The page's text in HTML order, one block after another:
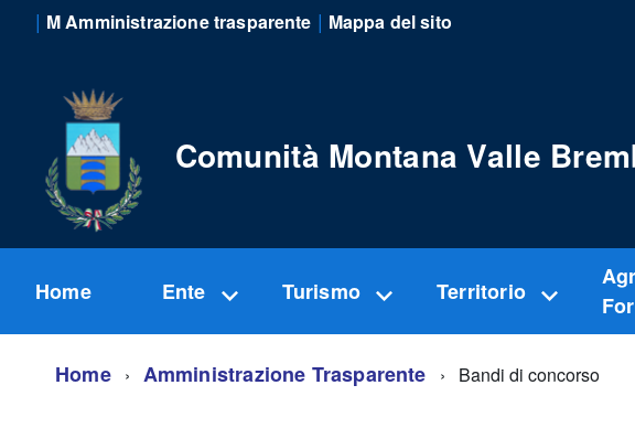
| M Amministrazione trasparente | Mappa del sito
Comunità Montana Valle
Home Ente Turismo Territorio
Home Amministrazione Trasparente Bandi di concorso